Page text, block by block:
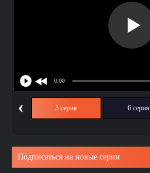
‹ 5 серия 6 серия
Подписаться на новые серии